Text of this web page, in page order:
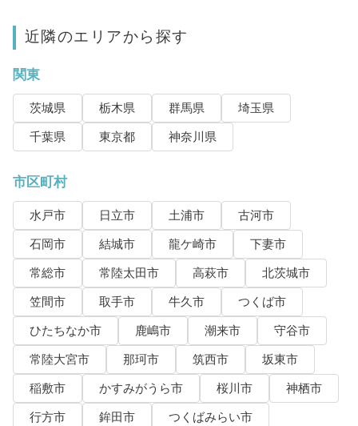
近隣のエリアから探す
関東
茨城県 栃木県 群馬県
埼玉県
千葉県
東京都 神奈川県
市区町村
水戸市 日立市 土浦市
古河市
石岡市
結城市 龍ケ崎市
下妻市
常総市
常陸太田市 高萩市
北茨城市
笠間市
取手市 牛久市
つくば市
ひたちなか市
鹿嶋市 潮来市
守谷市
常陸大宮市
那珂市 筑西市
坂東市
稲敷市
かすみがうら市 桜川市
神栖市
行方市
鉾田市
つくばみらい市